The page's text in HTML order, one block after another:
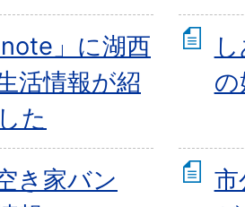
note」に湖西
活情報が紹
た
き家バン
市